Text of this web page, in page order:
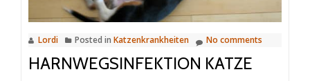
Lordi Posted in Katzenkrankheiten No comments
HARNWEGSINFEKTION KATZE